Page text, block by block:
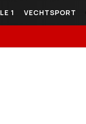
1 VECHTSPORT